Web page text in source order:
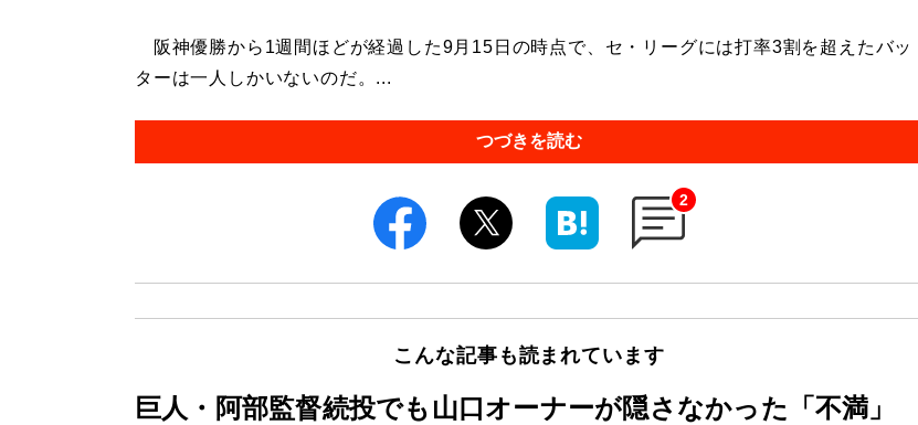
阪神優勝から1週間ほどが経過した9月15日の時点で、セ・リーグには打率3割を超えたバッ
ターは一人しかいないのだ。...
つづきを読む
2
こんな記事も読まれています
巨人・阿部監督続投でも山口オーナーが隠さなかった「不満」